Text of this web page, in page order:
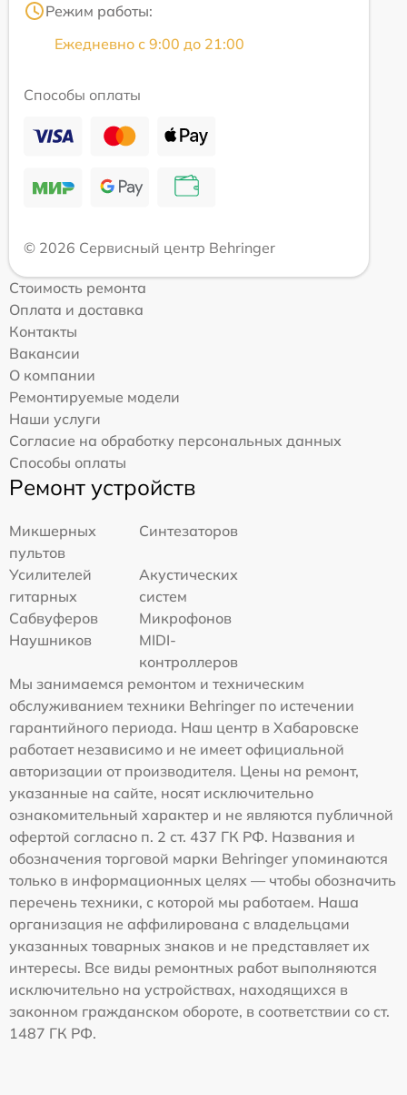
Режим работы:
Ежедневно с 9:00 до 21:00
Способы оплаты
© 2026 Сервисный центр Behringer
Стоимость ремонта
Оплата и доставка
Контакты
Вакансии
О компании
Ремонтируемые модели
Наши услуги
Согласие на обработку персональных данных
Способы оплаты
Ремонт устройств
Микшерных
пультов
Синтезаторов
Усилителей
гитарных
Акустических
систем
Сабвуферов
Микрофонов
Наушников
MIDI-
контроллеров
Мы занимаемся ремонтом и техническим
обслуживанием техники Behringer по истечении
гарантийного периода. Наш центр в Хабаровске
работает независимо и не имеет официальной
авторизации от производителя. Цены на ремонт,
указанные на сайте, носят исключительно
ознакомительный характер и не являются публичной
офертой согласно п. 2 ст. 437 ГК РФ. Названия и
обозначения торговой марки Behringer упоминаются
только в информационных целях — чтобы обозначить
перечень техники, с которой мы работаем. Наша
организация не аффилирована с владельцами
указанных товарных знаков и не представляет их
интересы. Все виды ремонтных работ выполняются
исключительно на устройствах, находящихся в
законном гражданском обороте, в соответствии со ст.
1487 ГК РФ.